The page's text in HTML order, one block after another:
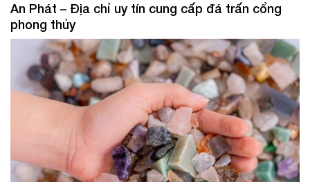
An Phát – Địa chỉ uy tín cung cấp đá trấn cổng
phong thủy